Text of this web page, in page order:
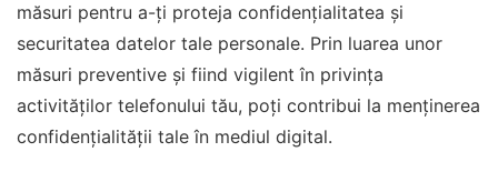
măsuri pentru a-ți proteja confidențialitatea și
securitatea datelor tale personale. Prin luarea unor
măsuri preventive și fiind vigilent în privința
activităților telefonului tău, poți contribui la menținerea
confidențialității tale în mediul digital.